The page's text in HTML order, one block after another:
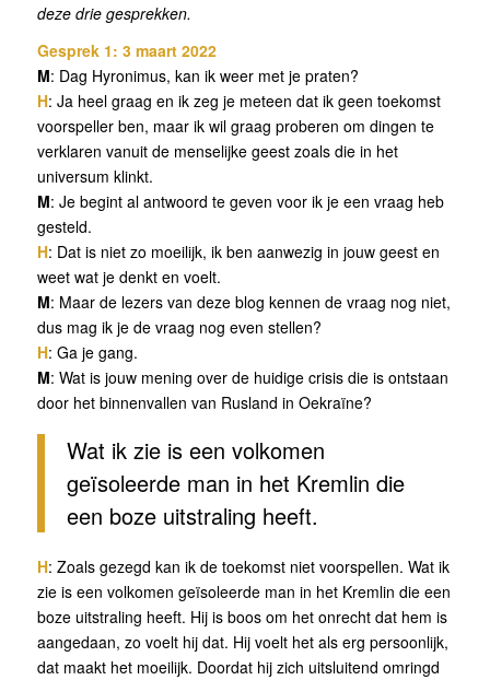
deze drie gesprekken.
Gesprek 1: 3 maart 2022
M: Dag Hyronimus, kan ik weer met je praten?
H: Ja heel graag en ik zeg je meteen dat ik geen toekomst
voorspeller ben, maar ik wil graag proberen om dingen te
verklaren vanuit de menselijke geest zoals die in het
universum klinkt.
M: Je begint al antwoord te geven voor ik je een vraag heb
gesteld.
H: Dat is niet zo moeilijk, ik ben aanwezig in jouw geest en
weet wat je denkt en voelt.
M: Maar de lezers van deze blog kennen de vraag nog niet,
dus mag ik je de vraag nog even stellen?
H: Ga je gang.
M: Wat is jouw mening over de huidige crisis die is ontstaan
door het binnenvallen van Rusland in Oekraïne?
Wat ik zie is een volkomen
geïsoleerde man in het Kremlin die
een boze uitstraling heeft.
H: Zoals gezegd kan ik de toekomst niet voorspellen. Wat ik
zie is een volkomen geïsoleerde man in het Kremlin die een
boze uitstraling heeft. Hij is boos om het onrecht dat hem is
aangedaan, zo voelt hij dat. Hij voelt het als erg persoonlijk,
dat maakt het moeilijk. Doordat hij zich uitsluitend omringd